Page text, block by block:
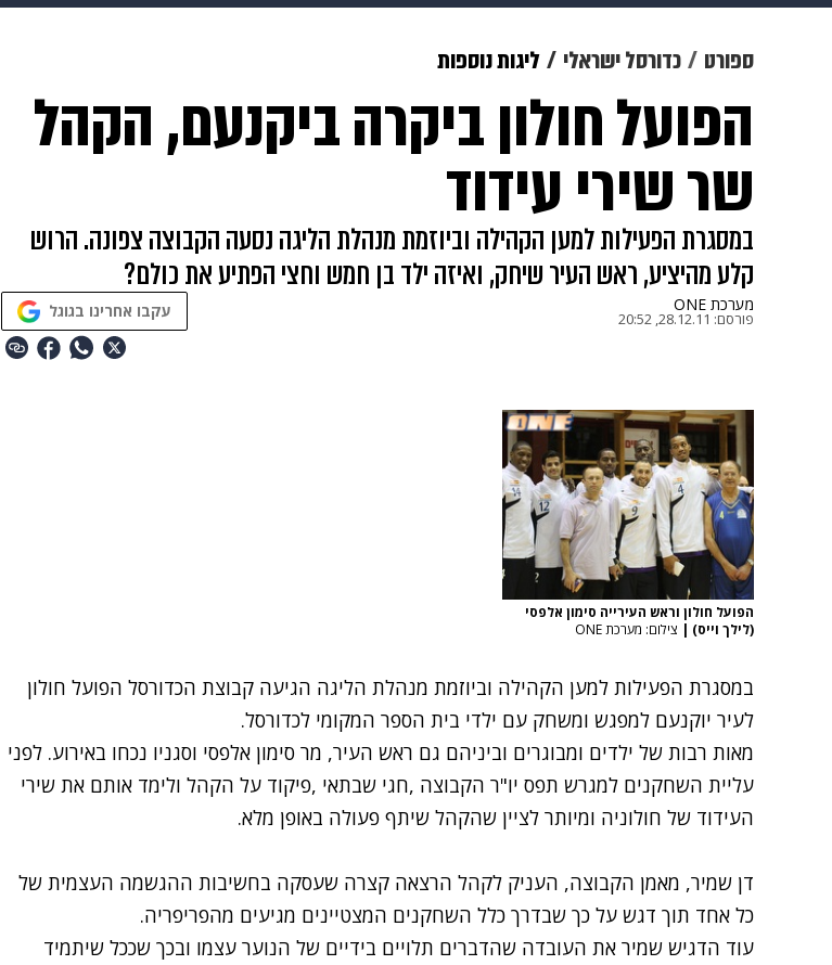
מוזיקה תרבות צבא וביטחון
דיגיטל גאווה ויוה משפט תשעה חודשים מתכונים פרויקטים מיוחדים
ספורט כדורסל ישראלי ליגות נוספות
הפועל חולון ביקרה ביקנעם, הקהל
שר שירי עידוד
במסגרת הפעילות למען הקהילה וביוזמת מנהלת הליגה נסעה הקבוצה צפונה. הרוש
קלע מהיציע, ראש העיר שיחק, ואיזה ילד בן חמש וחצי הפתיע את כולם?
מערכת ONE
פורסם: 28.12.11, 20:52 עקבו אחרינו בגוגל
הפועל חולון וראש העירייה סימון אלפסי
(לילך וייס) | צילום: מערכת ONE
במסגרת הפעילות למען הקהילה וביוזמת מנהלת הליגה הגיעה קבוצת הכדורסל הפועל חולון
לעיר יוקנעם למפגש ומשחק עם ילדי בית הספר המקומי לכדורסל.
מאות רבות של ילדים ומבוגרים וביניהם גם ראש העיר, מר סימון אלפסי וסגניו נכחו באירוע. לפני
עליית השחקנים למגרש תפס יו"ר הקבוצה ,חגי שבתאי ,פיקוד על הקהל ולימד אותם את שירי
העידוד של חולוניה ומיותר לציין שהקהל שיתף פעולה באופן מלא.
דן שמיר, מאמן הקבוצה, העניק לקהל הרצאה קצרה שעסקה בחשיבות ההגשמה העצמית של
כל אחד תוך דגש על כך שבדרך כלל השחקנים המצטיינים מגיעים מהפריפריה.
עוד הדגיש שמיר את העובדה שהדברים תלויים בידיים של הנוער עצמו ובכך שככל שיתמיד